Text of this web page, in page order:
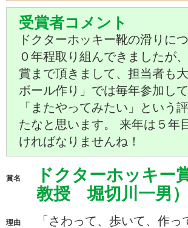
受賞者コメント
ドクターホッキー靴の滑りに
０年程取り組んできましたが
賞まで頂きまして、担当者も
ボール作り」では毎年参加し
「またやってみたい」という
たなと思います。 来年は５年
ければなりませんね！
賞名
ドクターホッキー
教授 堀切川一男）
理由
「さわって、歩いて、作